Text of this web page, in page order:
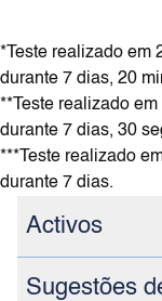
*Teste realizado em
durante 7 dias, 20
**Teste realizado
durante 7 dias, 30
***Teste realizado
durante 7 dias.
Activos
Sugestões